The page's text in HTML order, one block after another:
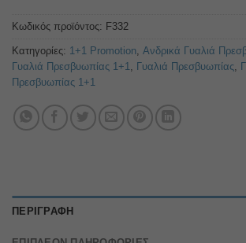
Κωδικός προϊόντος: F332
Κατηγορίες: 1+1 Promotion Ανδρικά Γυαλιά
Γυαλιά Πρεσβυωπίας 1+1
Γυαλιά Πρεσβυωπίας
Πρεσβυωπίας 1+1
ΠΕΡΙΓΡΑΦΉ